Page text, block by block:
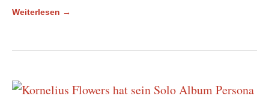
Weiterlesen →